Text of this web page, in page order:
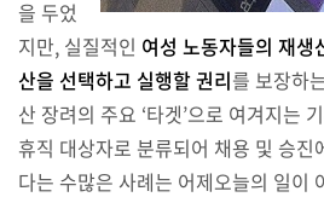
을 두었
지만, 실질적인 여성 노동자들의 재생
산을 선택하고 실행할 권리를 보장하
산 장려의 주요 ‘타겟’으로 여겨지는
휴직 대상자로 분류되어 채용 및 승진
다는 수많은 사례는 어제오늘의 일이